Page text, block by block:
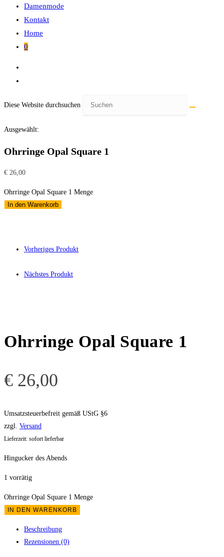
Damenmode
Kontakt
Home
0
Diese Website durchsuchen
Ausgewählt:
Ohrringe Opal Square 1
€ 26,00
Ohrringe Opal Square 1 Menge
In den Warenkorb
Vorheriges Produkt
Nächstes Produkt
Ohrringe Opal Square 1
€ 26,00
Umsatzsteuerbefreit gemäß UStG §6
zzgl. Versand
Lieferzeit: sofort lieferbar
Hingucker des Abends
1 vorrätig
Ohrringe Opal Square 1 Menge
IN DEN WARENKORB
Beschreibung
Rezensionen (0)